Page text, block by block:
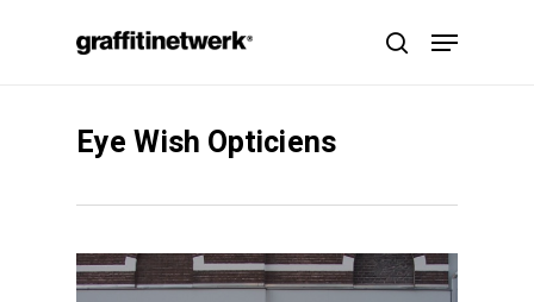
search
Menu
Eye Wish Opticiens